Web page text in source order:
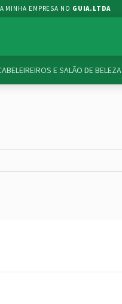
MINHA EMPRESA NO GUIA.LTDA
E SALÃO DE BELEZA